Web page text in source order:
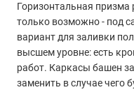
Горизонтальная призма
только возможно - под
вариант для заливки
высшем уровне: есть
работ. Каркасы башен
заменить в случае чего